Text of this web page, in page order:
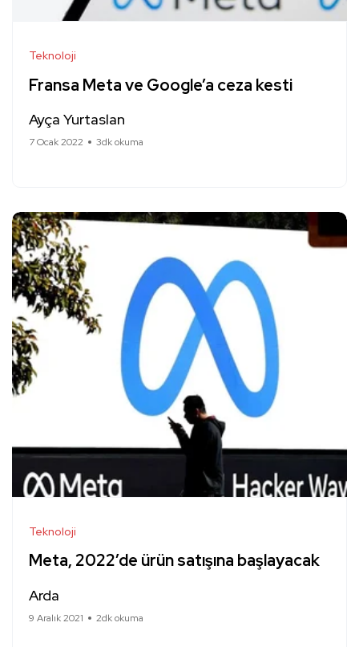
Teknoloji
Fransa Meta ve Google’a ceza kesti
Ayça Yurtaslan
7 Ocak 2022 3dk okuma
Teknoloji
Meta, 2022’de ürün satışına başlayacak
Arda
9 Aralık 2021 2dk okuma